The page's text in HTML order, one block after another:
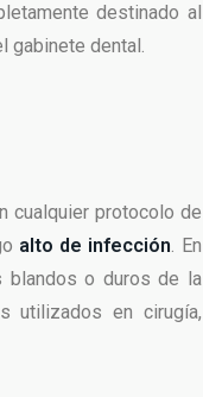
destinado al
gabinete dental.
cualquier protocolo de
alto de infección. En
blandos o duros de la
utilizados en cirugía,